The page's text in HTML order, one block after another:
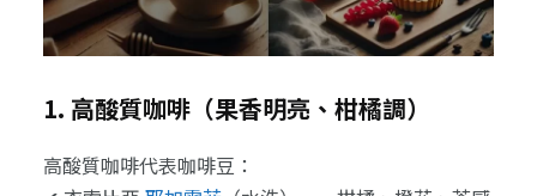
1. 高酸質咖啡（果香明亮、柑橘調）
高酸質咖啡代表咖啡豆：